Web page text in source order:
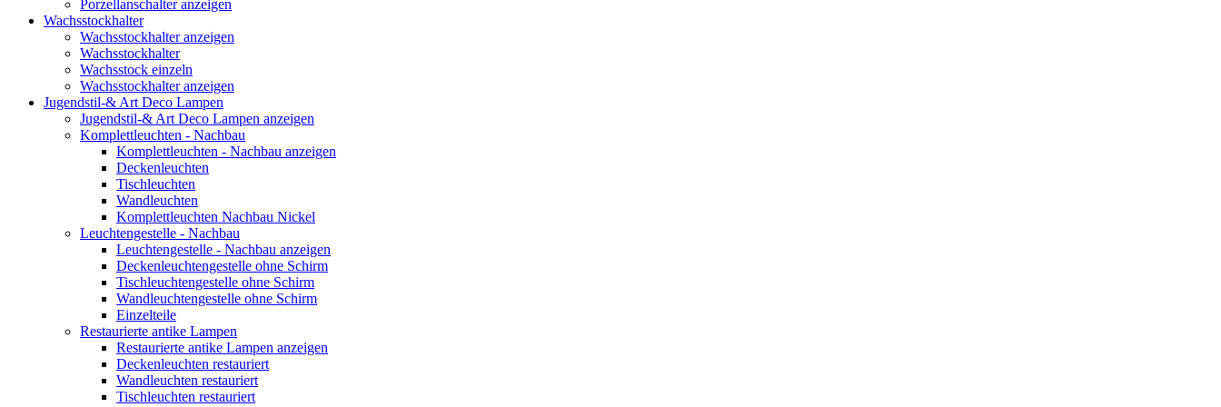
Porzellanschalter anzeigen
Wachsstockhalter
Wachsstockhalter anzeigen
Wachsstockhalter
Wachsstock einzeln
Wachsstockhalter anzeigen
Jugendstil-& Art Deco Lampen
Jugendstil-& Art Deco Lampen anzeigen
Komplettleuchten - Nachbau
Komplettleuchten - Nachbau anzeigen
Deckenleuchten
Tischleuchten
Wandleuchten
Komplettleuchten Nachbau Nickel
Leuchtengestelle - Nachbau
Leuchtengestelle - Nachbau anzeigen
Deckenleuchtengestelle ohne Schirm
Tischleuchtengestelle ohne Schirm
Wandleuchtengestelle ohne Schirm
Einzelteile
Restaurierte antike Lampen
Restaurierte antike Lampen anzeigen
Deckenleuchten restauriert
Wandleuchten restauriert
Tischleuchten restauriert